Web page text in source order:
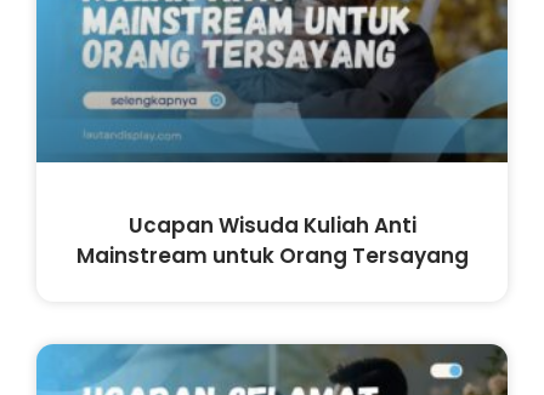
Ucapan Wisuda Kuliah Anti
Mainstream untuk Orang Tersayang